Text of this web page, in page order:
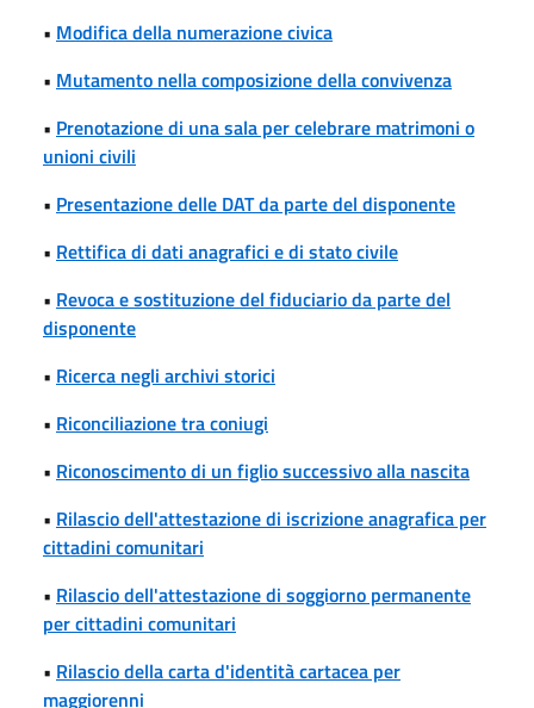
• Modifica della numerazione civica
• Mutamento nella composizione della convivenza
• Prenotazione di una sala per celebrare matrimoni o
unioni civili
• Presentazione delle DAT da parte del disponente
• Rettifica di dati anagrafici e di stato civile
• Revoca e sostituzione del fiduciario da parte del
disponente
• Ricerca negli archivi storici
• Riconciliazione tra coniugi
• Riconoscimento di un figlio successivo alla nascita
• Rilascio dell'attestazione di iscrizione anagrafica per
cittadini comunitari
• Rilascio dell'attestazione di soggiorno permanente
per cittadini comunitari
• Rilascio della carta d'identità cartacea per
maggiorenni